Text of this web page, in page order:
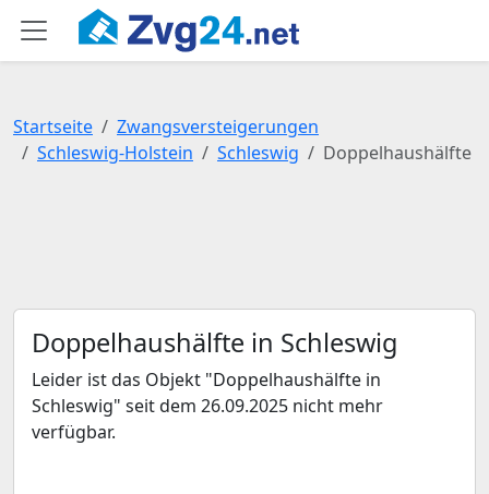
Startseite
Zwangsversteigerungen
Schleswig-Holstein
Schleswig Doppelhaushälfte
Doppelhaushälfte in Schleswig
Leider ist das Objekt "Doppelhaushälfte in
Schleswig" seit dem 26.09.2025 nicht mehr
verfügbar.